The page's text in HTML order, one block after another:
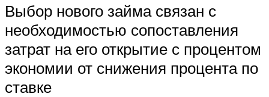
Выбор нового займа связан с
необходимостью сопоставления
затрат на его открытие с процентом
экономии от снижения процента по
ставке